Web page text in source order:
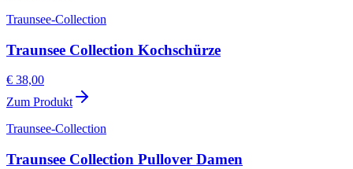
Traunsee-Collection
Traunsee Collection Kochschürze
€ 38,00
Zum Produkt
Traunsee-Collection
Traunsee Collection Pullover Damen